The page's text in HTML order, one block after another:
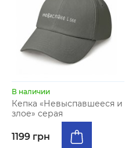
В наличии
Кепка «Невыспавшееся и
злое» серая
1199 грн